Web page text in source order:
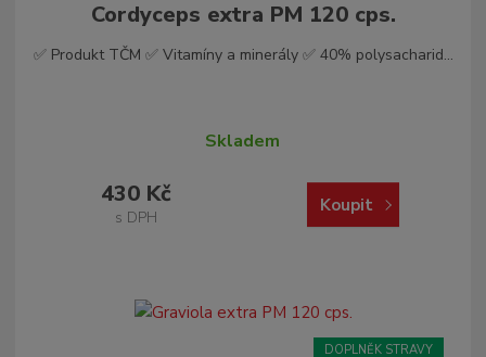
Cordyceps extra PM 120 cps.
✅ Produkt TČM ✅ Vitamíny a minerály ✅ 40% polysacharid...
Skladem
430 Kč
s DPH
Koupit
DOPLNĚK STRAVY